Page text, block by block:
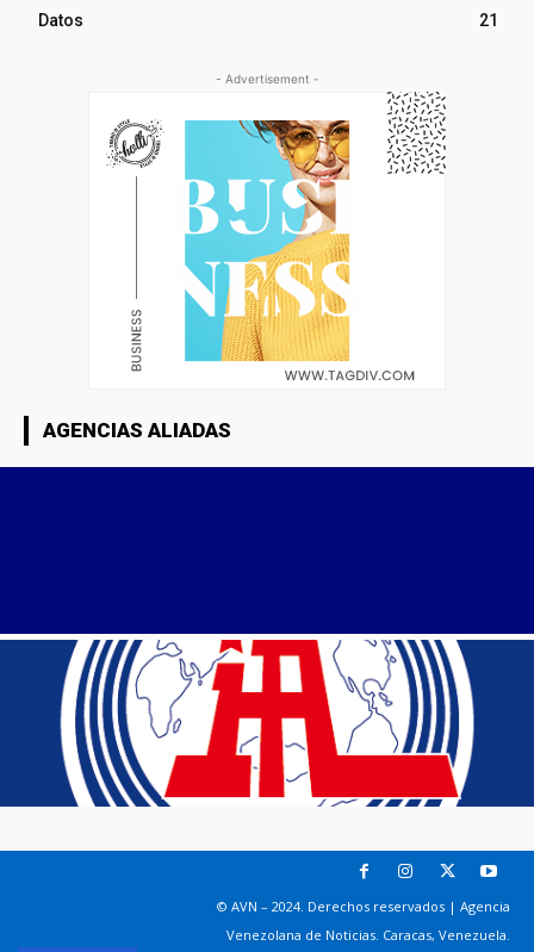
Datos
21
- Advertisement -
AGENCIAS ALIADAS
© AVN – 2024. Derechos reservados | Agencia
Venezolana de Noticias. Caracas, Venezuela.